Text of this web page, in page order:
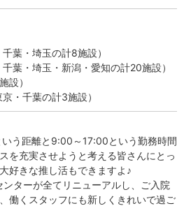
葉・埼玉の計8施設）
葉・埼玉・新潟・愛知の計20施設）
設）
・千葉の計3施設）
う距離と9:00～17:00という勤務時間
を充実させようと考える皆さんにとっ
好きな推し活もできますよ♪
ターが全てリニューアルし、ご入院
働くスタッフにも新しくきれいで過ご